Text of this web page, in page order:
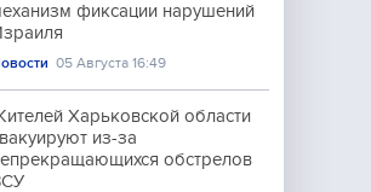
фиксации нарушений
05 Августа 16:49
Харьковской области
из-за
обстрелов